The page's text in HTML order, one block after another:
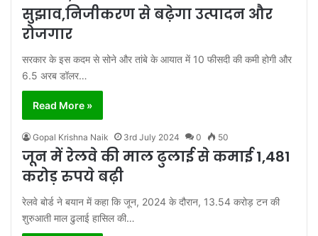
सुझाव,निजीकरण से बढ़ेगा उत्पादन और
रोजगार
सरकार के इस कदम से सोने और तांबे के आयात में 10 फीसदी की कमी होगी और
6.5 अरब डॉलर…
Read More »
Gopal Krishna Naik 3rd July 2024 0 50
जून में रेलवे की माल ढुलाई से कमाई 1,481
करोड़ रुपये बढ़ी
रेलवे बोर्ड ने बयान में कहा कि जून, 2024 के दौरान, 13.54 करोड़ टन की
शुरुआती माल ढुलाई हासिल की…